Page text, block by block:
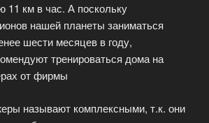
11 км в час. А поскольку
нашей планеты заниматься
шести месяцев в году,
тренироваться дома на
от фирмы
называют комплексными, т.к. они